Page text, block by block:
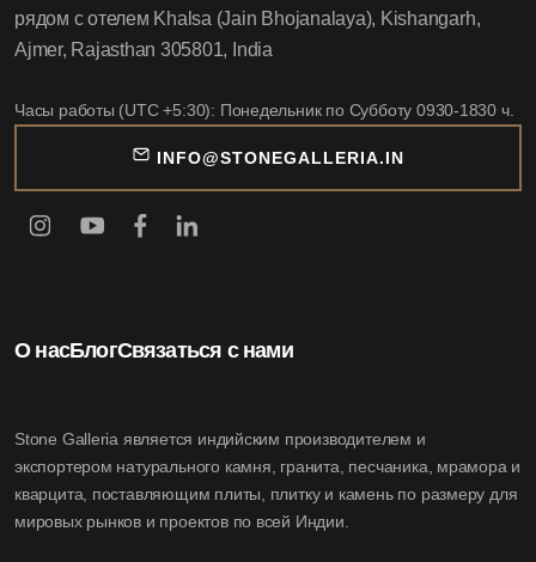
О насБлогСвязаться с нами
Stone Galleria является индийским производителем и
экспортером натурального камня, гранита, песчаника, мрамора и
кварцита, поставляющим плиты, плитку и камень по размеру для
мировых рынков и проектов по всей Индии.
рядом с отелем Khalsa (Jain Bhojanalaya), Kishangarh,
Ajmer, Rajasthan 305801, India
Часы работы (UTC +5:30): Понедельник по Субботу 0930-1830 ч.
INFO@STONEGALLERIA.IN